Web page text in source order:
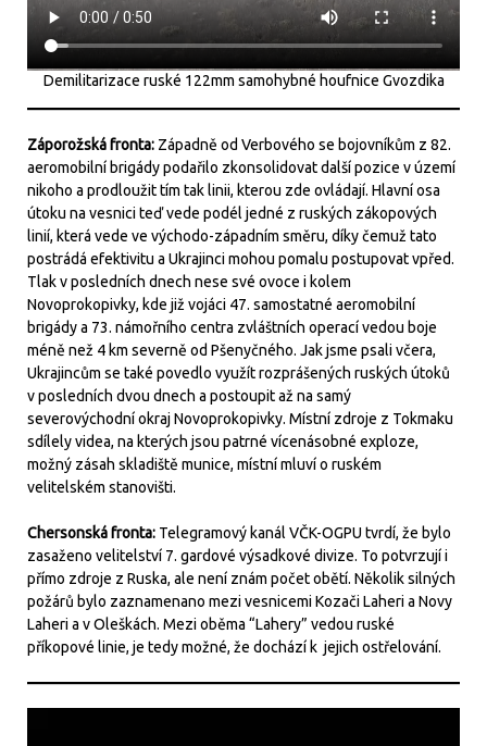
Demilitarizace ruské 122mm samohybné houfnice Gvozdika
Záporožská fronta: Západně od Verbového se bojovníkům z 82.
aeromobilní brigády podařilo zkonsolidovat další pozice v území
nikoho a prodloužit tím tak linii, kterou zde ovládají. Hlavní osa
útoku na vesnici teď vede podél jedné z ruských zákopových
linií, která vede ve východo-západním směru, díky čemuž tato
postrádá efektivitu a Ukrajinci mohou pomalu postupovat vpřed.
Tlak v posledních dnech nese své ovoce i kolem
Novoprokopivky, kde již vojáci 47. samostatné aeromobilní
brigády a 73. námořního centra zvláštních operací vedou boje
méně než 4 km severně od Pšenyčného. Jak jsme psali včera,
Ukrajincům se také povedlo využít rozprášených ruských útoků
v posledních dvou dnech a postoupit až na samý
severovýchodní okraj Novoprokopivky. Místní zdroje z Tokmaku
sdílely videa, na kterých jsou patrné vícenásobné exploze,
možný zásah skladiště munice, místní mluví o ruském
velitelském stanovišti.
Chersonská fronta: Telegramový kanál VČK-OGPU tvrdí, že bylo
zasaženo velitelství 7. gardové výsadkové divize. To potvrzují i
přímo zdroje z Ruska, ale není znám počet obětí. Několik silných
požárů bylo zaznamenano mezi vesnicemi Kozači Laheri a Novy
Laheri a v Oleškách. Mezi oběma “Lahery” vedou ruské
příkopové linie, je tedy možné, že dochází k jejich ostřelování.